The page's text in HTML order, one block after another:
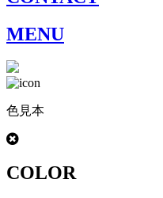
MENU
色見本
COLOR